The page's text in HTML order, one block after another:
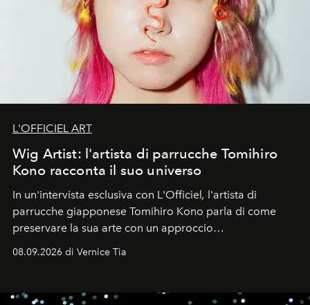
L'OFFICIEL ART
Wig Artist: l'artista di parrucche Tomihiro
Kono racconta il suo universo
In un'intervista esclusiva con L'Officiel , l'artista di
parrucche giapponese Tomihiro Kono parla di come
preservare la sua arte con un approccio
contemporaneo.
08.09.2026 di Vernice Tia